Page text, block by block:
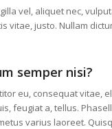
vel, aliquet nec,
vitae, justo. Nullam
semper nisi?
eu, consequat vitae,
feugiat a, tellus.
varius laoreet.